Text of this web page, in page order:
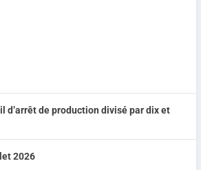
d’arrêt de production divisé par dix et
2026